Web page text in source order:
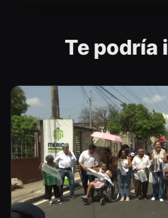
Te podría